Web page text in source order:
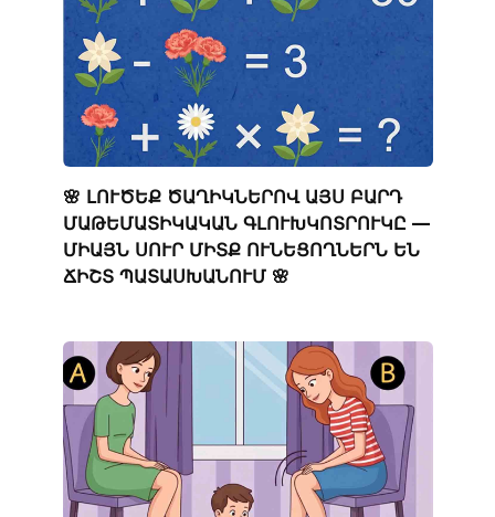
🌸 ԼՈՒԾԵՔ ԾԱՂԻԿՆԵՐՈՎ ԱՅՍ ԲԱՐԴ
ՄԱԹԵՄԱՏԻԿԱԿԱՆ ԳԼՈՒԽԿՈՏՐՈՒԿԸ —
ՄԻԱՅՆ ՍՈՒՐ ՄԻՏՔ ՈՒՆԵՑՈՂՆԵՐՆ ԵՆ
ՃԻՇՏ ՊԱՏԱՍԽԱՆՈՒՄ 🌸